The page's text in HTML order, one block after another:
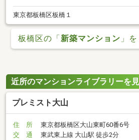
東京都板橋区板橋１
板橋区の「新築マンション 」
近所のマンションライブラリーを
プレミスト大山
住 所
東京都板橋区大山東町60番6号
交 通
東武東上線 大山駅 徒歩2分